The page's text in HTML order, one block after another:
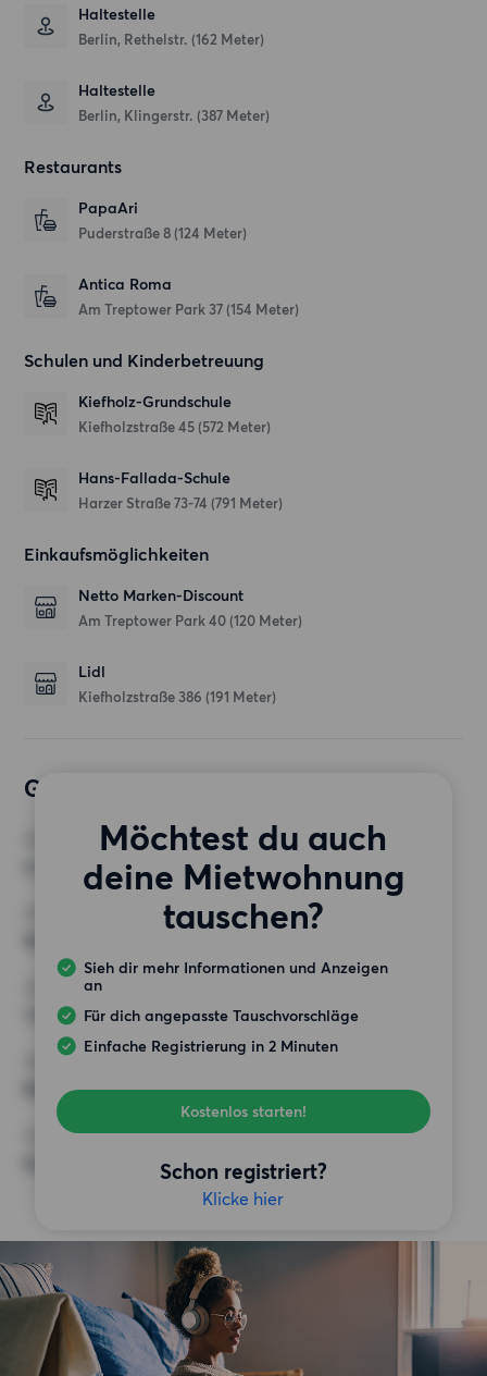
Haltestelle
Berlin, Rethelstr. (162 Meter)
Haltestelle
Berlin, Klingerstr. (387 Meter)
Restaurants
PapaAri
Puderstraße 8 (124 Meter)
Antica Roma
Am Treptower Park 37 (154 Meter)
Schulen und Kinderbetreuung
Kiefholz-Grundschule
Kiefholzstraße 45 (572 Meter)
Hans-Fallada-Schule
Harzer Straße 73-74 (791 Meter)
Einkaufsmöglichkeiten
Netto Marken-Discount
Am Treptower Park 40 (120 Meter)
Lidl
Kiefholzstraße 386 (191 Meter)
Gewünschte Wohnung
Möchtest du auch
deine Mietwohnung
tauschen?
Sieh dir mehr Informationen und Anzeigen
an
Für dich angepasste Tauschvorschläge
Einfache Registrierung in 2 Minuten
Kostenlos starten!
Schon registriert?
Klicke hier
4 Zimmer
MINDESTANZAHL AN QUADRATMETERN
HÖCHSTMIETE (KALTMIETE)
1 600 EUR
Balkon,
SONSTIGE PRÄFERENZEN
Keine bestimmten Präferenzen